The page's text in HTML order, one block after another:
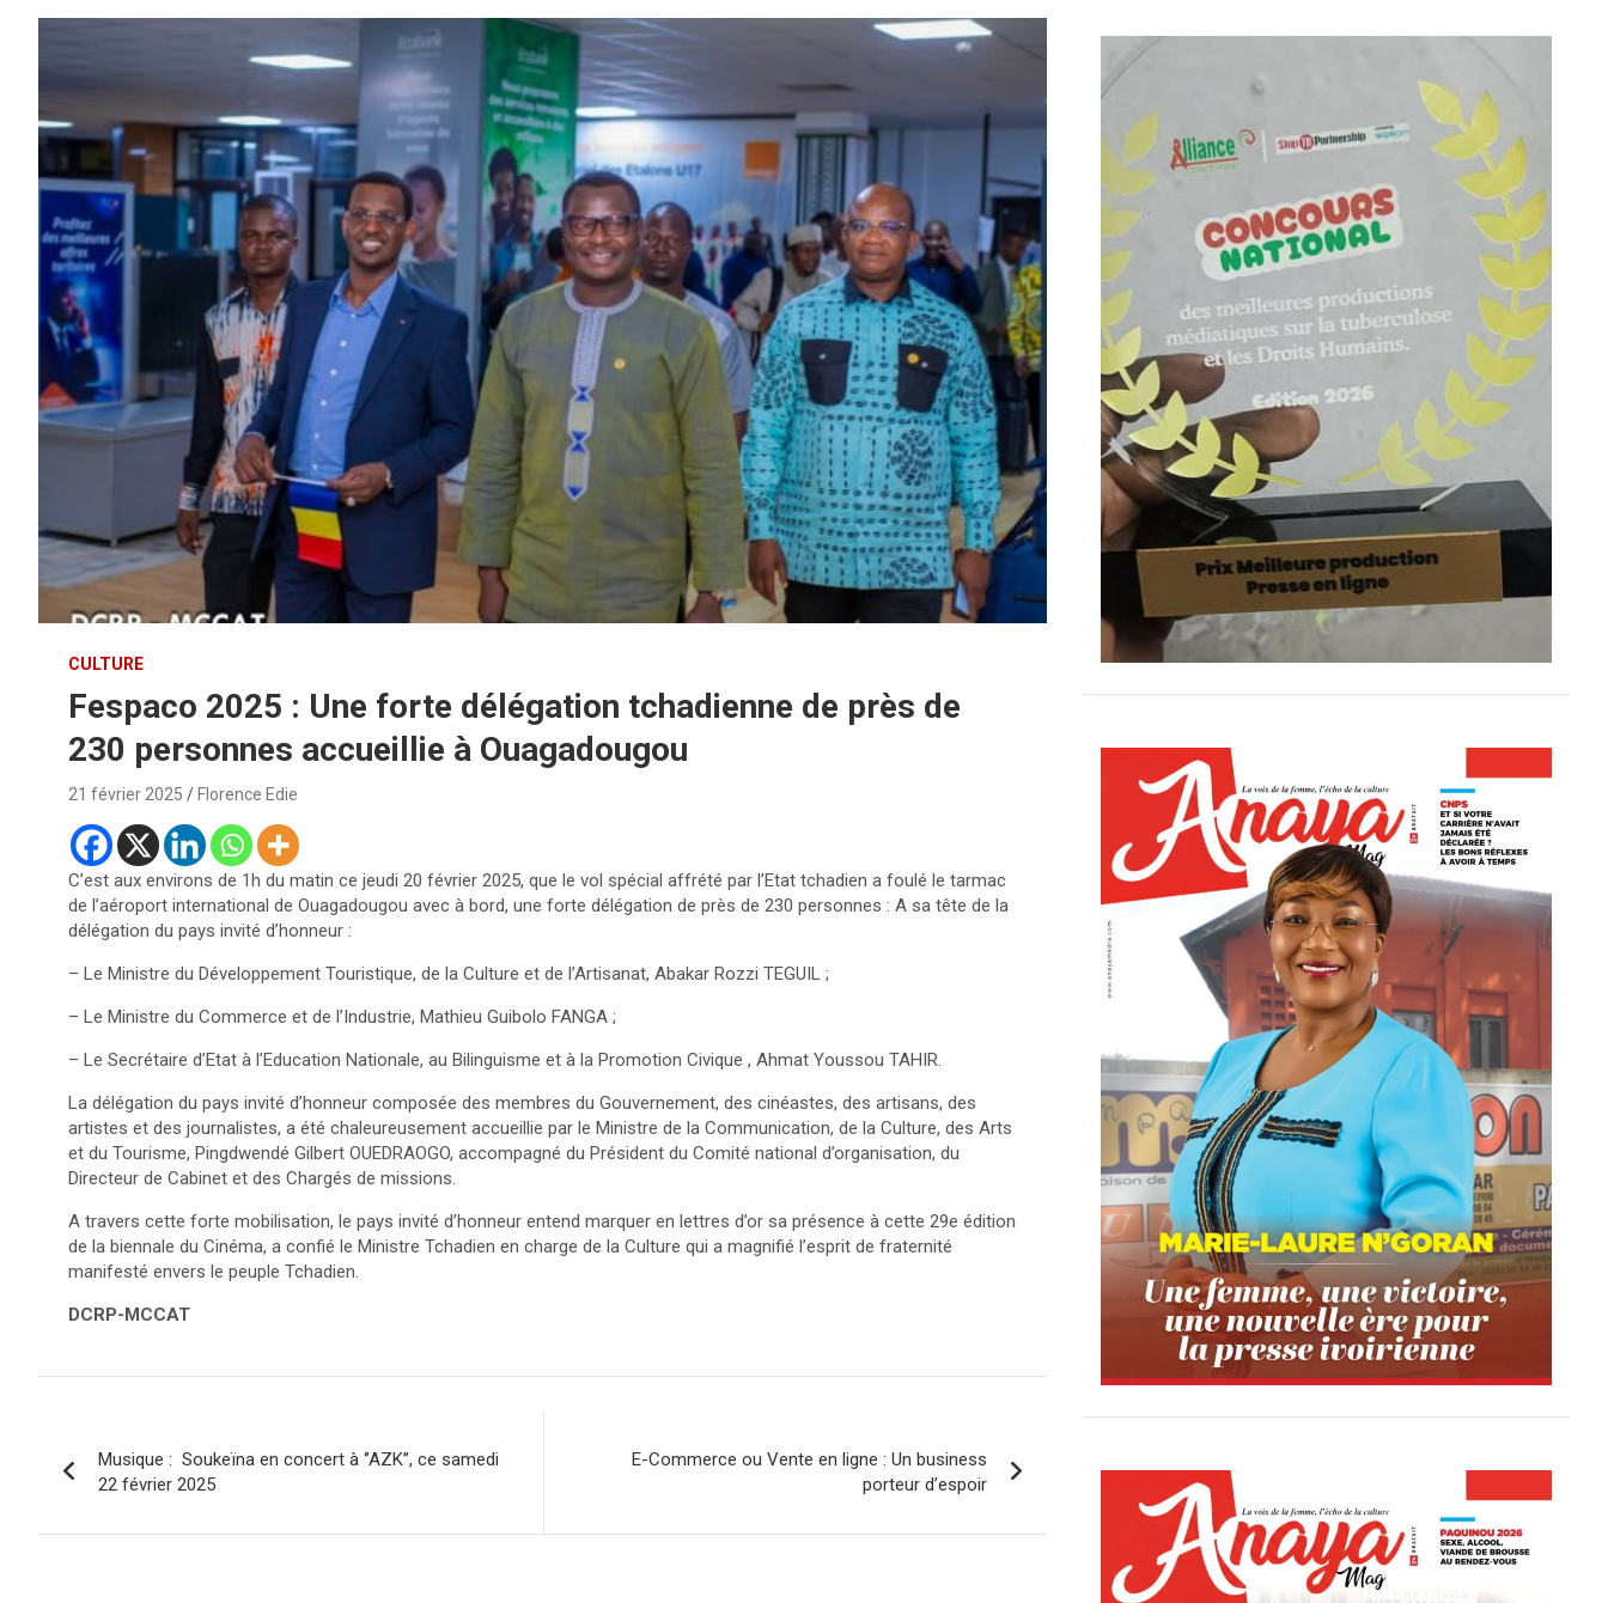
CULTURE
Fespaco 2025 : Une forte délégation tchadienne de près de
230 personnes accueillie à Ouagadougou
21 février 2025 Florence Edie
C’est aux environs de 1h du matin ce jeudi 20 février 2025, que le vol spécial affrété par l’Etat tchadien a foulé le tarmac
de l’aéroport international de Ouagadougou avec à bord, une forte délégation de près de 230 personnes : A sa tête de la
délégation du pays invité d’honneur :
– Le Ministre du Développement Touristique, de la Culture et de l’Artisanat, Abakar Rozzi TEGUIL ;
– Le Ministre du Commerce et de l’Industrie, Mathieu Guibolo FANGA ;
– Le Secrétaire d’Etat à l’Education Nationale, au Bilinguisme et à la Promotion Civique , Ahmat Youssou TAHIR.
La délégation du pays invité d’honneur composée des membres du Gouvernement, des cinéastes, des artisans, des
artistes et des journalistes, a été chaleureusement accueillie par le Ministre de la Communication, de la Culture, des Arts
et du Tourisme, Pingdwendé Gilbert OUEDRAOGO, accompagné du Président du Comité national d’organisation, du
Directeur de Cabinet et des Chargés de missions.
A travers cette forte mobilisation, le pays invité d’honneur entend marquer en lettres d’or sa présence à cette 29e édition
de la biennale du Cinéma, a confié le Ministre Tchadien en charge de la Culture qui a magnifié l’esprit de fraternité
manifesté envers le peuple Tchadien.
DCRP-MCCAT
de
l’article
Musique : Soukeïna en concert à ‘’AZK’’, ce samedi
22 février 2025
E-Commerce ou Vente en ligne : Un business
porteur d’espoir